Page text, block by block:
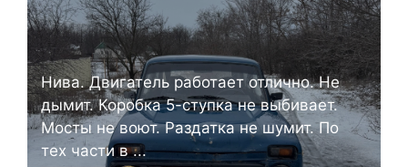
Нива. Двигатель работает отлично. Не
дымит. Коробка 5-ступка не выбивает.
Мосты не воют. Раздатка не шумит. По
тех части в ...